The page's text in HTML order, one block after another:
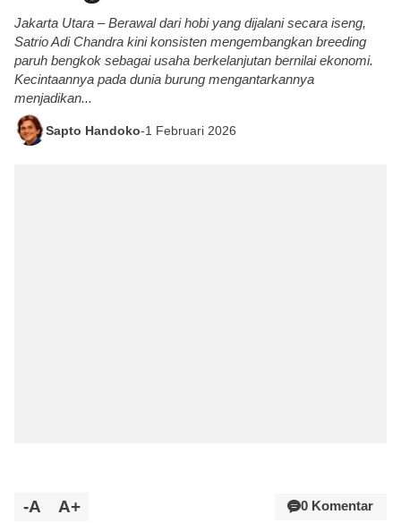
Jakarta Utara – Berawal dari hobi yang dijalani secara iseng,
Satrio Adi Chandra kini konsisten mengembangkan breeding
paruh bengkok sebagai usaha berkelanjutan bernilai ekonomi.
Kecintaannya pada dunia burung mengantarkannya
menjadikan...
Sapto Handoko-1 Februari 2026
-A A+ 0 Komentar